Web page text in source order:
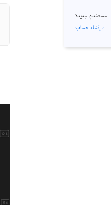
مستخدم جديد؟
إنشاء حساب ›